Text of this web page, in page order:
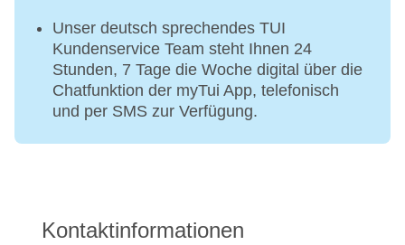
Unser deutsch sprechendes TUI
Kundenservice Team steht Ihnen 24
Stunden, 7 Tage die Woche digital über die
Chatfunktion der myTui App, telefonisch
und per SMS zur Verfügung.
Kontaktinformationen